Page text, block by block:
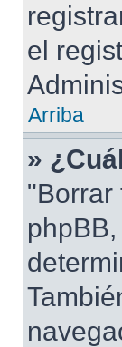
el
Arriba
»
"Borrar